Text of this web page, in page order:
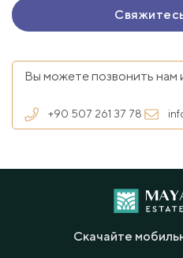
Вы можете позвонить нам
+90 507 261 37 78
Скачайте